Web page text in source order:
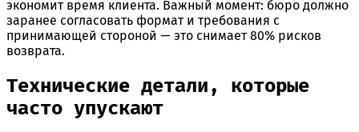
экономит время клиента. Важный момент: бюро должно
заранее согласовать формат и требования с
принимающей стороной — это снимает 80% рисков
возврата.
Технические детали, которые
часто упускают